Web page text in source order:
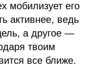
мобилизует его
активнее, ведь
а другое —
твоим
все ближе.